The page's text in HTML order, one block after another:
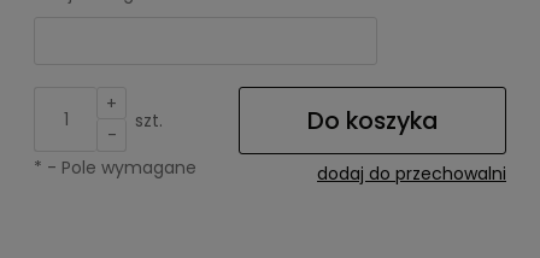
+
-
szt. Do koszyka
dodaj do przechowalni
* - Pole wymagane